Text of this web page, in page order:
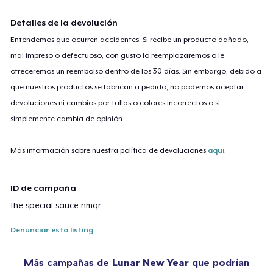
Detalles de la devolución
Entendemos que ocurren accidentes. Si recibe un producto dañado,
mal impreso o defectuoso, con gusto lo reemplazaremos o le
ofreceremos un reembolso dentro de los 30 días. Sin embargo, debido a
que nuestros productos se fabrican a pedido, no podemos aceptar
devoluciones ni cambios por tallas o colores incorrectos o si
simplemente cambia de opinión.
Más información sobre nuestra política de devoluciones aquí
ID de campaña
the-special-sauce-nmqr
Denunciar esta listing
Más campañas de Lunar New Year que podrían